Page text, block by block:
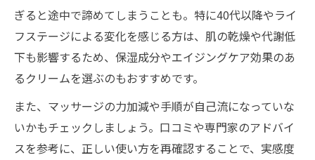
ぎると途中で諦めてしまうことも。特に40代以降やライ
フステージによる変化を感じる方は、肌の乾燥や代謝低
下も影響するため、保湿成分やエイジングケア効果のあ
るクリームを選ぶのもおすすめです。
また、マッサージの力加減や手順が自己流になっていな
いかもチェックしましょう。口コミや専門家のアドバイ
スを参考に、正しい使い方を再確認することで、実感度